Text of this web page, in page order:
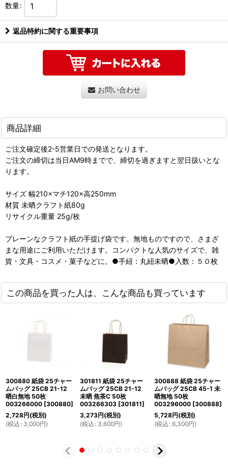
数量:
返品特約に関する重要事項
お問い合わせ
商品詳細
ご注文確定後2-5営業日での発送となります。
ご注文の締切は当日AM9時までで、締切を過ぎますと翌日扱いとな
ります。
サイズ 幅210×マチ120×高250mm
材質 未晒クラフト紙80g
リサイクル重量 25g/枚
プレーンなクラフト紙の手提げ袋です。無地ものですので、さまざ
まな用途にご利用いただけます。コンパクトな人気のサイズで、雑
貨・文具・コスメ・菓子などに。●手紐：丸紐未晒●入数：５０枚
この商品を買った人は、こんな商品も買っています
300880 紙袋 25チャー
ムバッグ 25CB 21-12
晒白無地 50枚
003266000 [300880]
2,728円(税別)
(税込 : 3,000円)
301811 紙袋 25チャー
ムバッグ 25CB 21-12
未晒 焦茶C 50枚
003266303 [301811]
3,273円(税別)
(税込 : 3,600円)
300888 紙袋 25チャー
ムバッグ 25CB 45-1 未
晒無地 50枚
003296000 [300888]
5,728円(税別)
(税込 : 6,300円)